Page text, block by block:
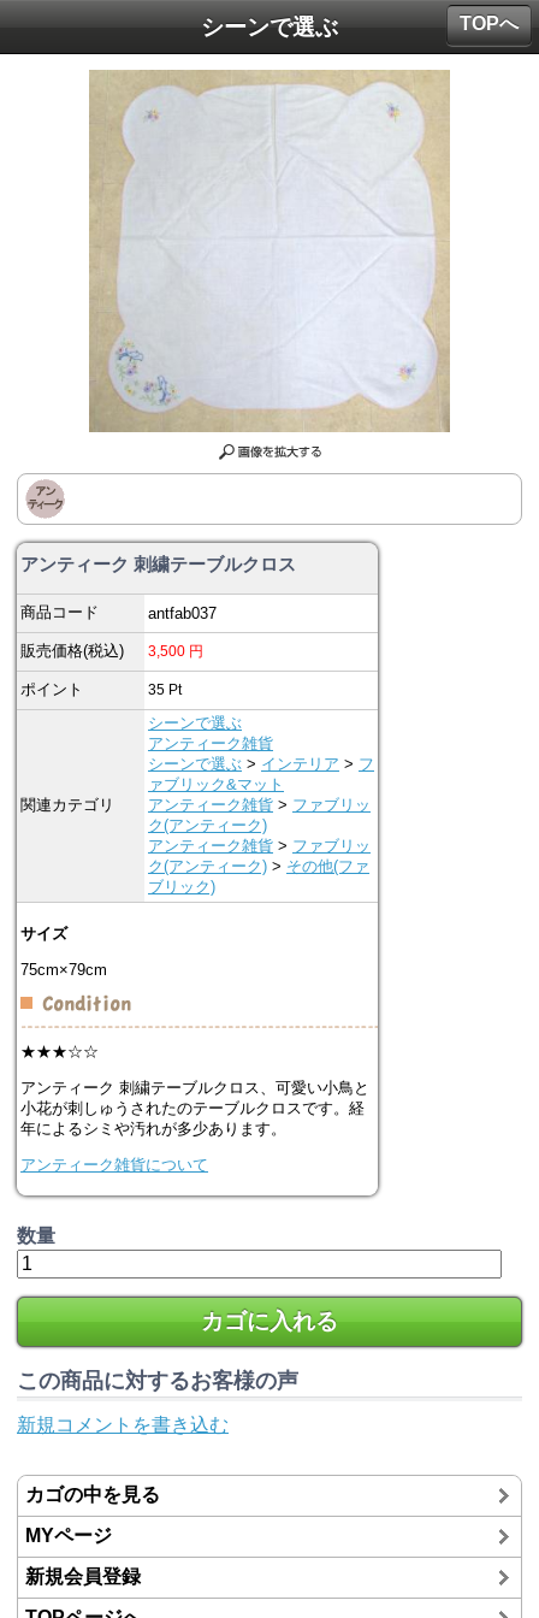
シーンで選ぶ
アンティーク 刺繍テーブルクロス
商品コード antfab037
販売価格(税込) 3,500 円
ポイント 35 Pt
関連カテゴリ
シーンで選ぶ
アンティーク雑貨
シーンで選ぶ > インテリア > フ
ァブリック&マット
アンティーク雑貨 > ファブリッ
ク(アンティーク)
アンティーク雑貨 > ファブリッ
ク(アンティーク) > その他(ファ
ブリック)
サイズ
75cm×79cm
★★★☆☆
アンティーク 刺繍テーブルクロス、可愛い小鳥と
小花が刺しゅうされたのテーブルクロスです。経
年によるシミや汚れが多少あります。
アンティーク雑貨について
数量
カゴに入れる
この商品に対するお客様の声
新規コメントを書き込む
カゴの中を見る
MYページ
新規会員登録
TOPへ